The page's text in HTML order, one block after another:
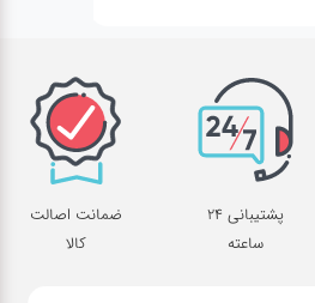
پشتیبانی 24
ساعته
ضمانت اصالت
کالا